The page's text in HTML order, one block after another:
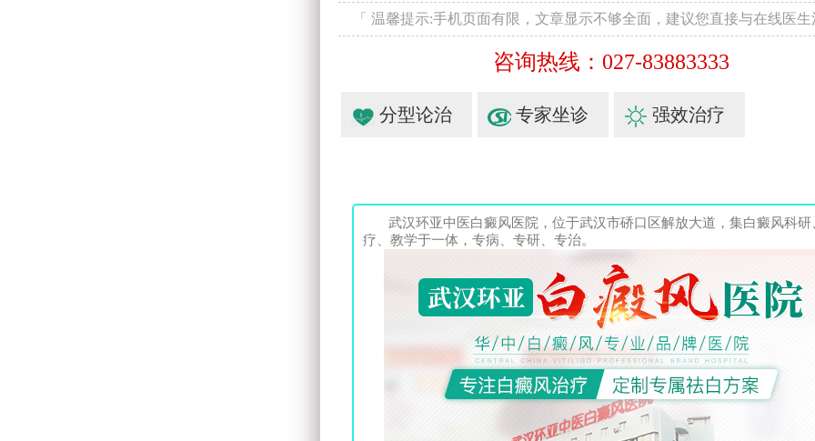
「 温馨提示:手机页面有限，文章显示不够全面，建议您直接与在线医
咨询热线：027-83883333
分型论治 专家坐诊 强效治疗
武汉环亚中医白癜风医院，位于武汉市硚口区解放大道，集白癜风科研
疗、教学于一体，专病、专研、专治。